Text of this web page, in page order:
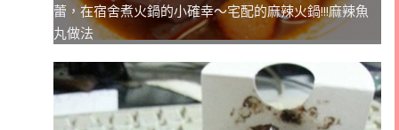
蕾，在宿舍煮火鍋的小確幸～宅配的麻辣火鍋!!!麻辣魚
丸做法